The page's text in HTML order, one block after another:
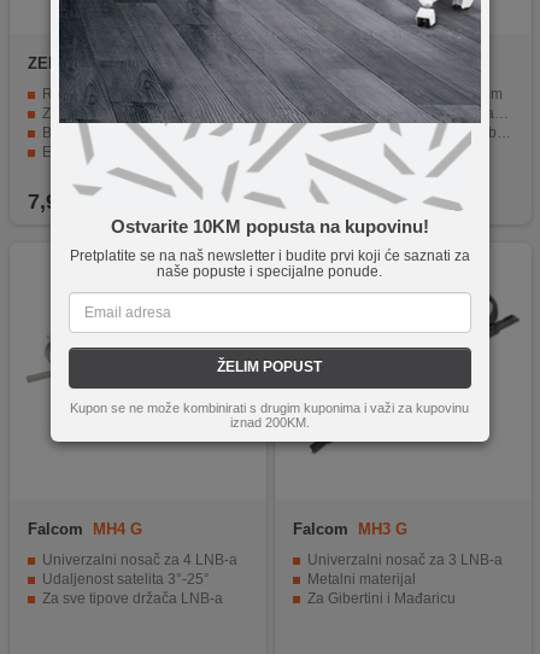
Ostvarite 10KM popusta na kupovinu!
Pretplatite se na naš newsletter i budite prvi koji će saznati za
naše popuste i specijalne ponude.
ŽELIM POPUST
Kupon se ne može kombinirati s drugim kuponima i važi za kupovinu
iznad 200KM.
ZED electronic PLNB
Rezervni plastični nosač za LNB 40mm
Za antene tipa 'Mađarica'
Blister pakiranje
EAN kod
7,90 KM
Falcom PLNB 60
Nosac LNB-a promjera 60mm
Zamjena za standardni nosac promjera 40mm
Pogodan za montazu Monoblock-a sa 3 st.
9,90 KM
Falcom MH4 G
Univerzalni nosač za 4 LNB-a
Udaljenost satelita 3°-25°
Za sve tipove držača LNB-a
Falcom MH3 G
Univerzalni nosač za 3 LNB-a
Metalni materijal
Za Gibertini i Mađaricu